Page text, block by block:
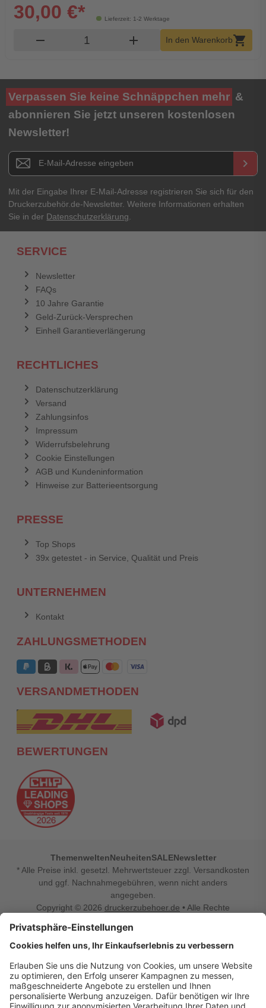
Lieferzeit: 1-2 Werktage
30,00 €*
remove Produkt Warenkorb Menge
add In den Warenkorbshopping_cart
Verpassen Sie keine Schnäppchen mehr &
abonnieren Sie jetzt unseren kostenlosen
Newsletter!
Newsletter E-Mail Adresse keyboard_arrow_right
Mit der Eingabe Ihrer E-Mail-Adresse registrieren Sie sich für den
Druckerzubehör.de-Newsletter. Weitere Informationen erhalten
Sie in der Datenschutzerklärung
SERVICE
Newsletter
FAQs
10 Jahre Garantie
Geld-Zurück-Versprechen
Einhell Garantieverlängerung
RECHTLICHES
Datenschutzerklärung
Versand
Zahlungsinfos
Impressum
Widerrufsbelehrung
Cookie Einstellungen
AGB und Kundeninformation
Hinweise zur Batterieentsorgung
PRESSE
Top Shops
39x getestet - in Service, Qualität und Preis
UNTERNEHMEN
Kontakt
ZAHLUNGSMETHODEN
VERSANDMETHODEN
BEWERTUNGEN
ThemenweltenNeuheitenSALENewsletter
* Alle Preise inkl. gesetzl. Mehrwertsteuer zzgl. Versandkosten
und ggf. Nachnahmegebühren, wenn nicht anders
angegeben.
Copyright © 2026 druckerzubehoer.de • Alle Rechte
Vertrag widerrufen
Druckerzubehoer.de – preiswerte Qualität für Ihr Office
Sie sind auf der Suche nach dem passenden Druckerzubehör
oder Zubehör für das Büro, den Computer oder Ihr
Smartphone? Dann sind Sie bei Druckerzubehoer.de genau
richtig! Unser breites Sortiment bietet unter anderem Tinte